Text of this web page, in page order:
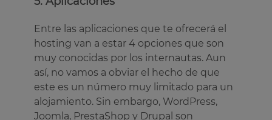
Entre las aplicaciones que te ofrecerá el
hosting van a estar 4 opciones que son
muy conocidas por los internautas. Aun
así, no vamos a obviar el hecho de que
este es un número muy limitado para un
alojamiento. Sin embargo, WordPress,
Joomla, PrestaShop y Drupal son